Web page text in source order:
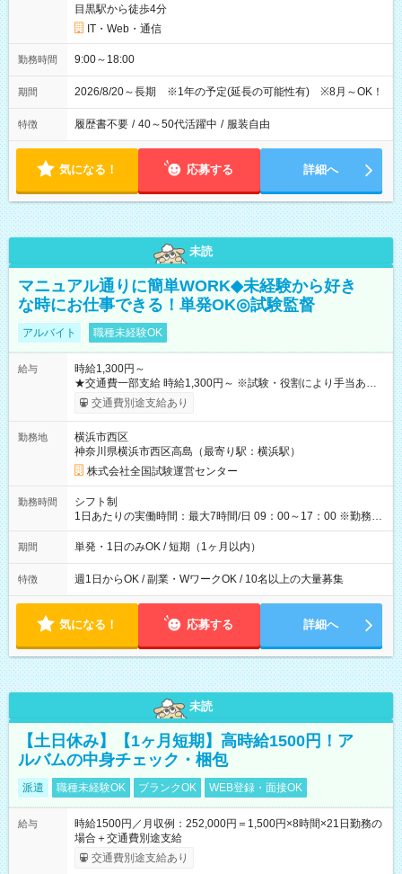
目黒駅から徒歩4分
IT・Web・通信
勤務時間 9:00～18:00
期間 2026/8/20～長期 ※1年の予定(延長の可能性有) ※8月～OK！
特徴 履歴書不要 / 40～50代活躍中 / 服装自由
気になる！ 応募する 詳細へ
未読
マニュアル通りに簡単WORK◆未経験から好き
な時にお仕事できる！単発OK◎試験監督
アルバイト 職種未経験OK
給与
時給1,300円～
★交通費一部支給 時給1,300円～ ※試験・役割により手当あり
※勤務回数により昇給あり 【即給（前払い）オプションあ
り！】 希望される場合、勤務から1週間ほどで給与の一部を受け
例】 ・河合塾模擬試験 8:30～17:30（休憩1時間） 時給1,300円
×8時間＝日収10,400円＋交通費 ※当日の役割により時給＋100
円の場合あり ・国家試験 7:00～13:30（休憩なし） 時給1,300
円（役割手当＋100円）×6時間＝日収8,400円＋交通費 【試用期
間】試用期間なし
交通費別途支給あり
勤務地
横浜市西区
神奈川県横浜市西区高島（最寄り駅：横浜駅）
株式会社全国試験運営センター
勤務時間
シフト制
1日あたりの実働時間：最大7時間/日 09：00～17：00 ※勤務時
間は 試験により異なります。
期間 単発・1日のみOK / 短期（1ヶ月以内）
特徴 週1日からOK / 副業・WワークOK / 10名以上の大量募集
気になる！ 応募する 詳細へ
未読
【土日休み】【1ヶ月短期】高時給1500円！ア
ルバムの中身チェック・梱包
派遣 職種未経験OK ブランクOK WEB登録・面接OK
給与
時給1500円／月収例：252,000円＝1,500円×8時間×21日勤務の
場合＋交通費別途支給
交通費別途支給あり